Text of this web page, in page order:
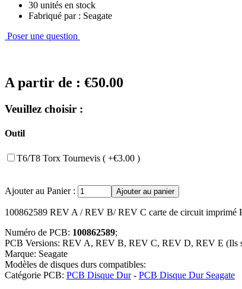
30 unités en stock
Fabriqué par : Seagate
Poser une question
A partir de : €50.00
Veuillez choisir :
Outil
T6/T8 Torx Tournevis ( +€3.00 )
Ajouter au Panier :
100862589 REV A / REV B/ REV C carte de circuit imprimé
Numéro de PCB: 100862589;
PCB Versions: REV A, REV B, REV C, REV D, REV E (Ils
Marque: Seagate
Modèles de disques durs compatibles:
Catégorie PCB: PCB Disque Dur- PCB Disque Dur Seagate